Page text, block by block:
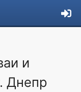
и
Днепр